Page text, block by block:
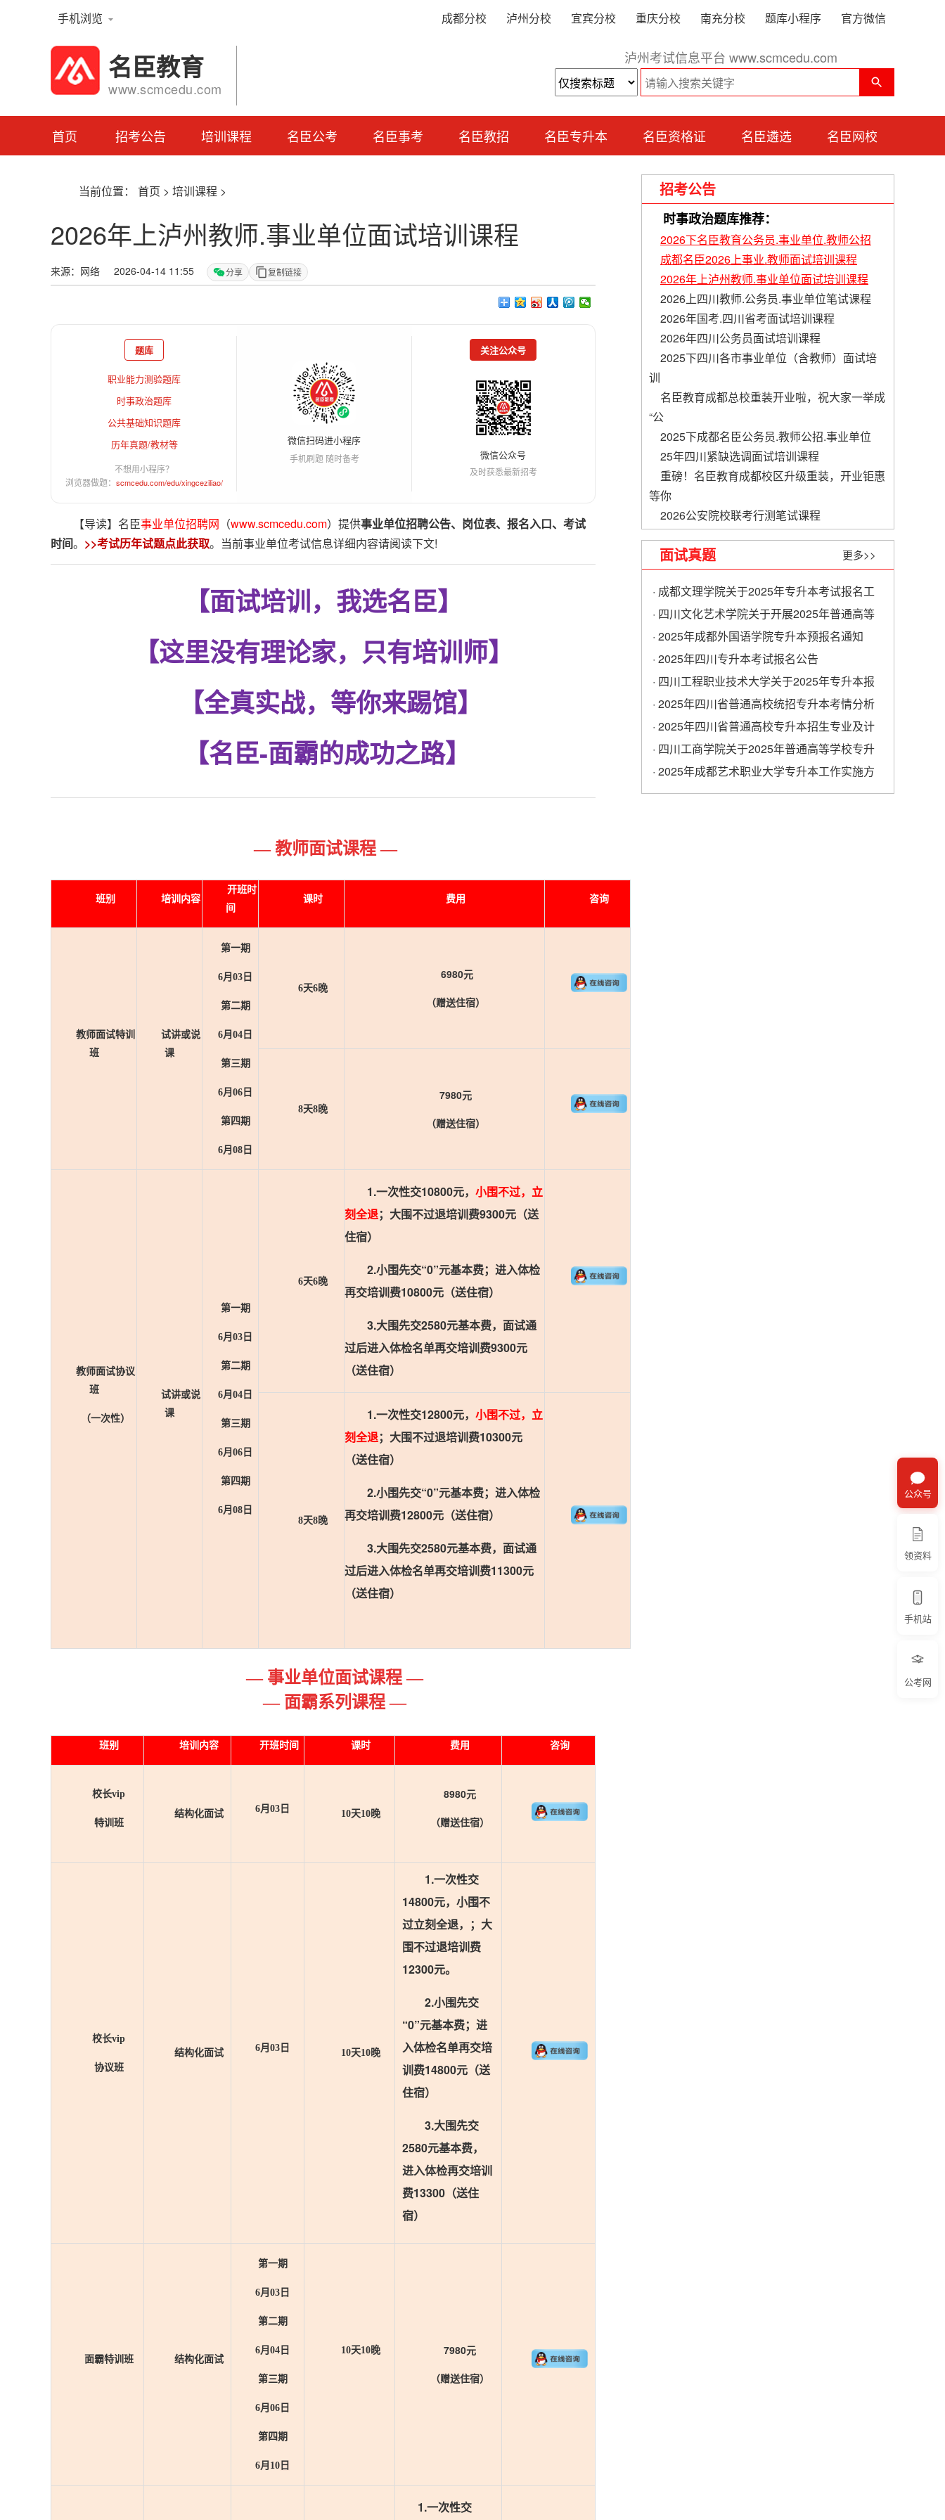
手机浏览 成都分校 泸州分校 宜宾分校 重庆分校 南充分校 题库小程序 官方微信
名臣教育
www.scmcedu.com
泸州考试信息平台 www.scmcedu.com
首页 招考公告 培训课程 名臣公考 名臣事考 名臣教招 名臣专升本 名臣资格证 名臣遴选 名臣网校
当前位置： 首页 > 培训课程 >
2026年上泸州教师.事业单位面试培训课程
来源：网络 2026-04-14 11:55 分享 复制链接
题库
职业能力测验题库
时事政治题库
公共基础知识题库
历年真题/教材等
不想用小程序？
浏览器做题：scmcedu.com/edu/xingceziliao/
微信扫码进小程序
手机刷题 随时备考
关注公众号
微信公众号
及时获悉最新招考
【导读】名臣事业单位招聘网 （www.scmcedu.com）提供事业单位招聘公告、岗位表、报名入口、考试
时间。 >>考试历年试题点此获取。当前事业单位考试信息详细内容请阅读下文!
【面试培训，我选名臣】
【这里没有理论家，只有培训师】
【全真实战，等你来踢馆】
【名臣-面霸的成功之路】
— 教师面试课程—
班别 培训内容
开班时
间
课时 费用 咨询
教师面试特训
班
试讲或说
课
第一期
6月03日
第二期
6月04日
第三期
6月06日
第四期
6月08日
6天6晚
6980元
（赠送住宿）
8天8晚
7980元
（赠送住宿）
教师面试协议
班
（一次性）
试讲或说
课
第一期
6月03日
第二期
6月04日
第三期
6月06日
第四期
6月08日
6天6晚
1.一次性交10800元， 小围不过，立
刻全退；大围不过退培训费9300元（送
住宿）
2.小围先交“0”元基本费；进入体检
再交培训费10800元（送住宿）
3.大围先交2580元基本费，面试通
过后进入体检名单再交培训费9300元
（送住宿）
8天8晚
1.一次性交12800元， 小围不过，立
刻全退；大围不过退培训费10300元
（送住宿）
2.小围先交“0”元基本费；进入体检
再交培训费12800元（送住宿）
3.大围先交2580元基本费，面试通
过后进入体检名单再交培训费11300元
（送住宿）
— 事业单位面试课程 —
— 面霸系列课程 —
班别 培训内容 开班时间 课时 费用 咨询
校长vip
特训班
结构化面试 6月03日 10天10晚
8980元
（赠送住宿）
校长vip
协议班
结构化面试 6月03日 10天10晚
1.一次性交
14800元，小围不
过立刻全退，；大
围不过退培训费
12300元。
2.小围先交
“0”元基本费；进
入体检名单再交培
训费14800元（送
住宿）
3.大围先交
2580元基本费，
进入体检再交培训
费13300（送住
宿）
面霸特训班 结构化面试
第一期
6月03日
第二期
6月04日
第三期
6月06日
第四期
6月10 日
10天10晚
7980元
（赠送住宿）
1.一次性交
招考公告
时事政治题库推荐：
2026下名臣教育公务员.事业单位.教师公招
成都名臣2026上事业.教师面试培训课程
2026年上泸州教师.事业单位面试培训课程
2026上四川教师.公务员.事业单位笔试课程
2026年国考.四川省考面试培训课程
2026年四川公务员面试培训课程
2025下四川各市事业单位（含教师）面试培
训
名臣教育成都总校重装开业啦，祝大家一举成
“公
2025下成都名臣公务员.教师公招.事业单位
​25年四川紧缺选调面试培训课程
重磅！名臣教育成都校区升级重装，开业钜惠
等你
2026公安院校联考行测笔试课程
面试真题 更多>>
· 成都文理学院关于2025年专升本考试报名工
作的通知
· 四川文化艺术学院关于开展2025年普通高等
学校专升本考试报名工作的通知
· 2025年成都外国语学院专升本预报名通知
· 2025年四川专升本考试报名公告
· 四川工程职业技术大学关于2025年专升本报
名的通知
· 2025年四川省普通高校统招专升本考情分析
· 2025年四川省普通高校专升本招生专业及计
划
· ​四川工商学院关于2025年普通高等学校专升
本考试报名工作的通知
· 2025年成都艺术职业大学专升本工作实施方
案
公众号
领资料
手机站
公考网